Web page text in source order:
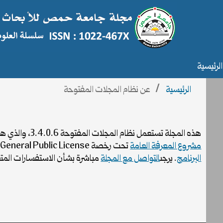
الرئيسية
الرئيسية / عن نظام المجلات المفتوحة
هذه المجلة تستعمل نظام المجلات المفتوحة 3.4.0.6، والذي هو نظام مفتوح المصدر لإدارة النشر مطور ومدعوم وموزع مجاناً عبر الرابط
مشروع المعرفة العامةتحت رخصة GNU General Public License. عليك بزيارة موقع مشروع المعرفة العامة من
البرنامج. يرجىالتواصل مع المجلةمباشرة بشأن الاستفسارات